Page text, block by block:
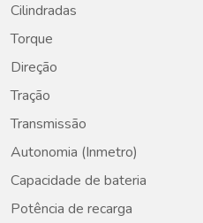
Cilindradas
Torque
Direção
Tração
Transmissão
Autonomia (Inmetro)
Capacidade de bateria
Potência de recarga